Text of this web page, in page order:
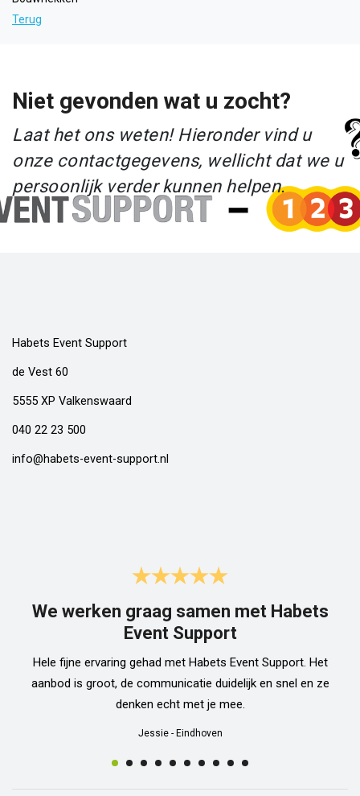
Terug
Niet gevonden wat u zocht?
Laat het ons weten! Hieronder vind u
onze contactgegevens, wellicht dat we u
persoonlijk verder kunnen helpen.
Habets Event Support
de Vest 60
5555 XP Valkenswaard
040 22 23 500
info@habets-event-support.nl
We werken graag samen met Habets
Event Support
Hele fijne ervaring gehad met Habets Event Support. Het
aanbod is groot, de communicatie duidelijk en snel en ze
denken echt met je mee.
Jessie - Eindhoven